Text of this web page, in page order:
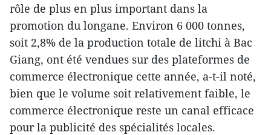
rôle de plus en plus important dans la
promotion du longane. Environ 6 000 tonnes,
soit 2,8% de la production totale de litchi à Bac
Giang, ont été vendues sur des plateformes de
commerce électronique cette année, a-t-il noté,
bien que le volume soit relativement faible, le
commerce électronique reste un canal efficace
pour la publicité des spécialités locales.